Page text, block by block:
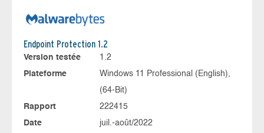
Endpoint Protection 1.2
Version testée
1.2
Plateforme
Windows 11 Professional (English),
(64-Bit)
Rapport
222415
Date
juil.-août/2022